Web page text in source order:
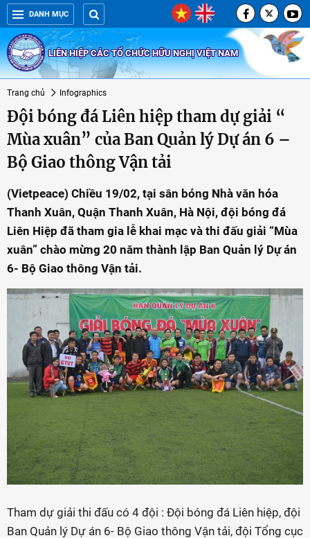
DANH MỤC
LIÊN HIỆP CÁC TỔ CHỨC HỮU NGHỊ VIỆT NAM
Trang chủ Infographics
Đội bóng đá Liên hiệp tham dự giải “
Mùa xuân” của Ban Quản lý Dự án 6 –
Bộ Giao thông Vận tải
(Vietpeace) Chiều 19/02, tại sân bóng Nhà văn hóa
Thanh Xuân, Quận Thanh Xuân, Hà Nội, đội bóng đá
Liên Hiệp đã tham gia lễ khai mạc và thi đấu giải “Mùa
xuân” chào mừng 20 năm thành lập Ban Quản lý Dự án
6- Bộ Giao thông Vận tải.
Tham dự giải thi đấu có 4 đội : Đội bóng đá Liên hiệp, đội
Ban Quản lý Dự án 6- Bộ Giao thông Vận tải, đội Tổng cục